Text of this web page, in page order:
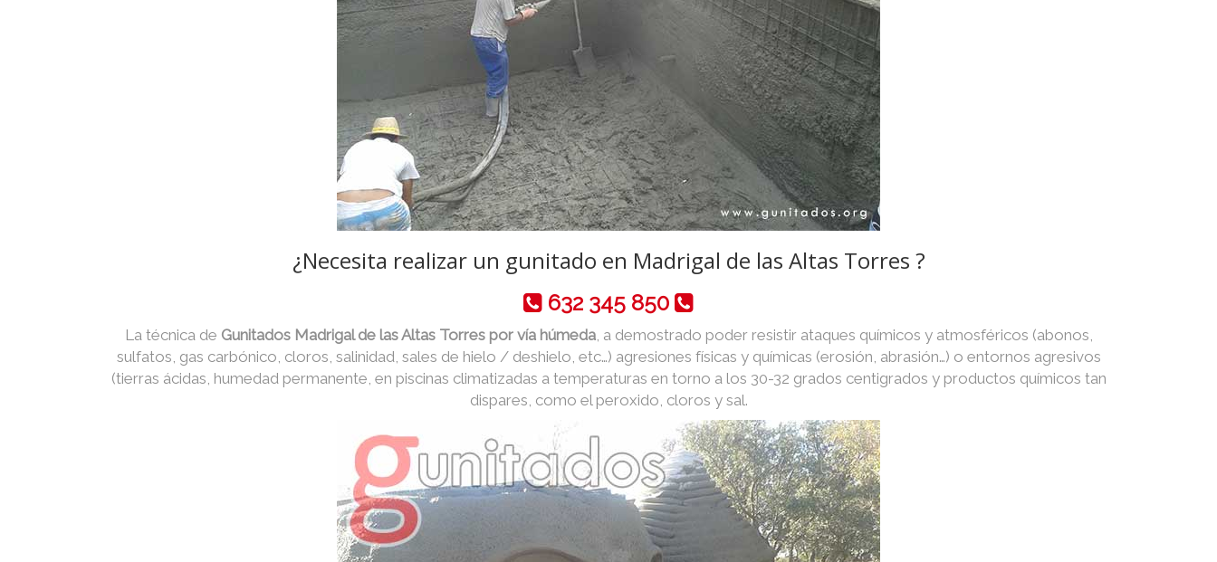
¿Necesita realizar un gunitado en Madrigal de las Altas Torres ?
632 345 850
La técnica de Gunitados Madrigal de las Altas Torres por vía húmeda, a demostrado poder resistir ataques químicos y atmosféricos (abonos,
sulfatos, gas carbónico, cloros, salinidad, sales de hielo / deshielo, etc…) agresiones físicas y químicas (erosión, abrasión…) o entornos agresivos
(tierras ácidas, humedad permanente, en piscinas climatizadas a temperaturas en torno a los 30-32 grados centigrados y productos químicos tan
dispares, como el peroxido, cloros y sal.